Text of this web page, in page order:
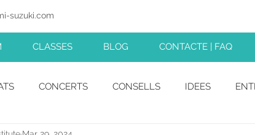
suzuki.com
CLASSES BLOG CONTACTE | FAQ
CONCERTS CONSELLS IDEES